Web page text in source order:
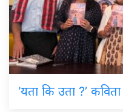
‘यता कि उता ?’